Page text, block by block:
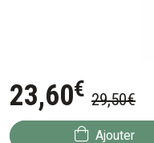
23,60€ 29,50€
Ajouter